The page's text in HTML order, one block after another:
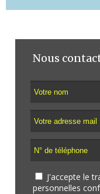
Nous
J'accepte le
personnelles